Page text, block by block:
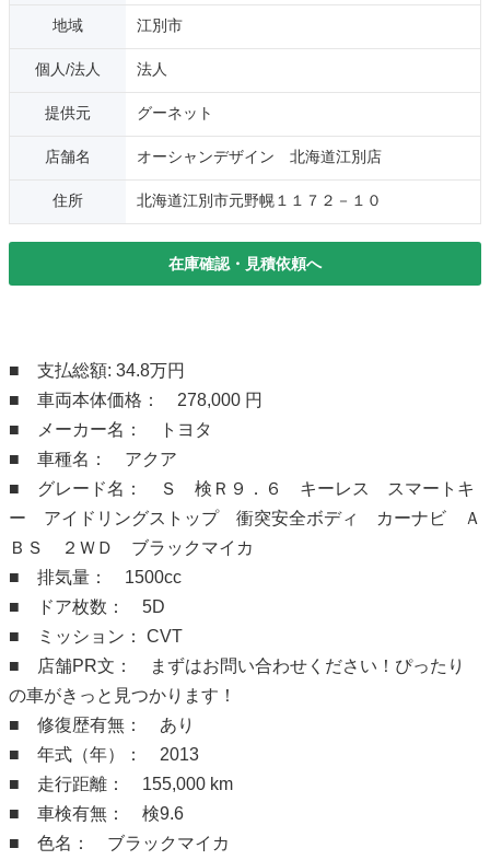
地域 江別市
個人/法人 法人
提供元 グーネット
店舗名 オーシャンデザイン 北海道江別店
住所 北海道江別市元野幌１１７２－１０
在庫確認・見積依頼へ
■ 支払総額: 34.8万円
■ 車両本体価格： 278,000 円
■ メーカー名： トヨタ
■ 車種名： アクア
■ グレード名： Ｓ 検Ｒ９．６ キーレス スマートキ
ー アイドリングストップ 衝突安全ボディ カーナビ Ａ
ＢＳ ２ＷＤ ブラックマイカ
■ 排気量： 1500cc
■ ドア枚数： 5D
■ ミッション： CVT
■ 店舗PR文： まずはお問い合わせください！ぴったり
の車がきっと見つかります！
■ 修復歴有無： あり
■ 年式（年）： 2013
■ 走行距離： 155,000 km
■ 車検有無： 検9.6
■ 色名： ブラックマイカ